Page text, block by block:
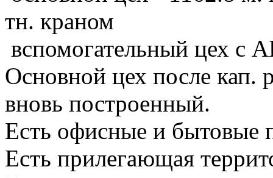
тн. краном
вспомогательный цех с
Основной цех после кап.
вновь построенный.
Есть офисные и бытовые
Есть прилегающая